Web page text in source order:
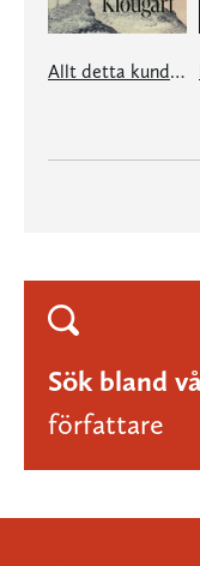
Allt detta kunde du fått
Sök bland
författare